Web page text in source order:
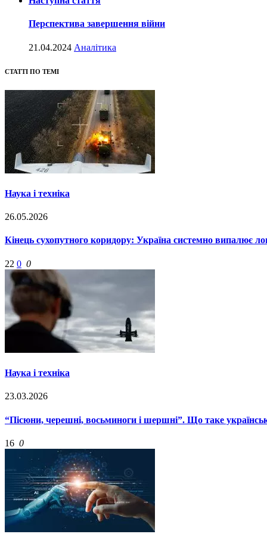
Перспектива завершення війни
21.04.2024 Аналітика
СТАТТІ ПО ТЕМІ
Наука і техніка
26.05.2026
Кінець сухопутного коридору: Україна системно випалює
22 0 0
Наука і техніка
23.03.2026
“Пісюни, черешні, восьминоги і шершні”. Що таке
16 0